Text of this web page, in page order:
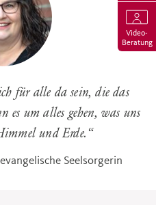
Video-
Beratung
für alle da sein, die das
es um alles gehen, was uns
und Erde. “
Seelsorgerin